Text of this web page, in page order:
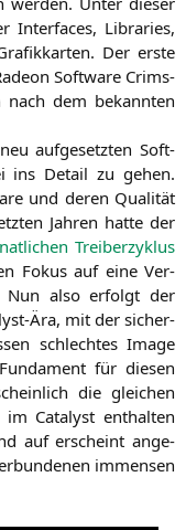
Inter­faces, Libra­ri­es,
Der ers­te
Soft­ware Crims­
nach dem bekann­ten
auf­ge­setz­ten Soft­
ins Detail zu gehen.
und deren Qua­li­tät
Jah­ren hat­te der
Trei­ber­zy­klus
Fokus auf eine Ver­
Nun also erfolgt der
Ära, mit der sicher­
schlech­tes Image
für die­sen
die glei­chen
Cata­lyst ent­hal­ten
auf erscheint ange­
immensen